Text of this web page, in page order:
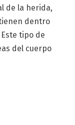
de la herida,
dentro
tipo de
del cuerpo